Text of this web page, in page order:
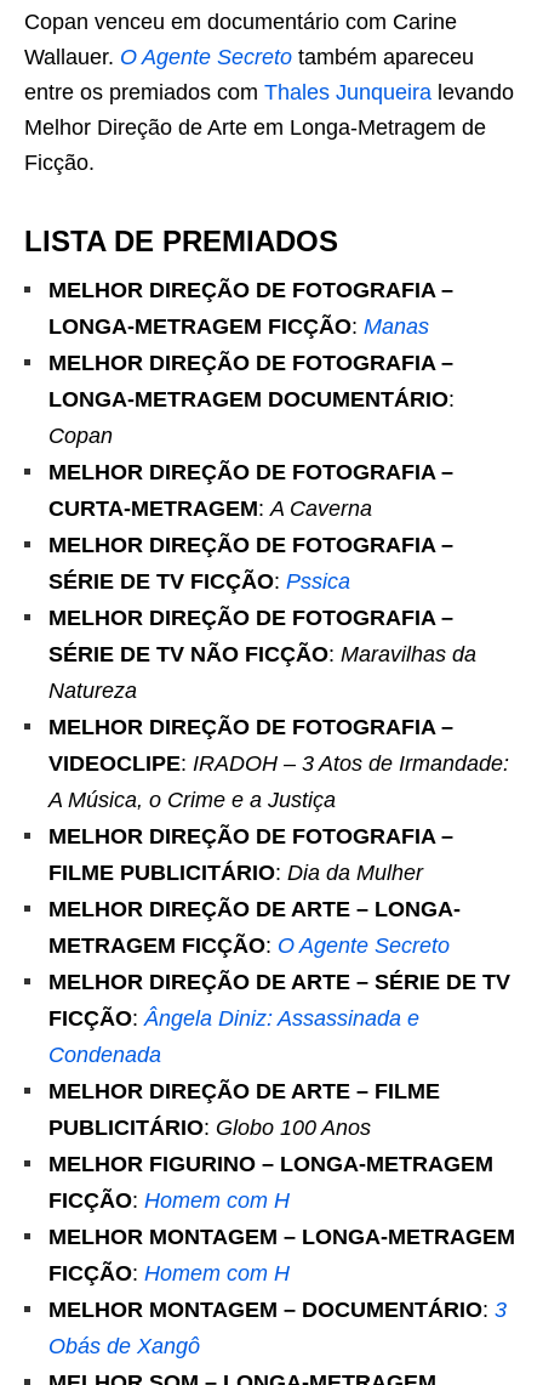
Copan venceu em documentário com Carine
Wallauer. O Agente Secreto também apareceu
entre os premiados com Thales Junqueira levando
Melhor Direção de Arte em Longa-Metragem de
Ficção.
LISTA DE PREMIADOS
MELHOR DIREÇÃO DE FOTOGRAFIA –
LONGA-METRAGEM FICÇÃO: Manas
MELHOR DIREÇÃO DE FOTOGRAFIA –
LONGA-METRAGEM DOCUMENTÁRIO:
Copan
MELHOR DIREÇÃO DE FOTOGRAFIA –
CURTA-METRAGEM:A Caverna
MELHOR DIREÇÃO DE FOTOGRAFIA –
SÉRIE DE TV FICÇÃO: Pssica
MELHOR DIREÇÃO DE FOTOGRAFIA –
SÉRIE DE TV NÃO FICÇÃO: Maravilhas da
Natureza
MELHOR DIREÇÃO DE FOTOGRAFIA –
VIDEOCLIPE: IRADOH – 3 Atos de Irmandade:
A Música, o Crime e a Justiça
MELHOR DIREÇÃO DE FOTOGRAFIA –
FILME PUBLICITÁRIO: Dia da Mulher
MELHOR DIREÇÃO DE ARTE – LONGA-
METRAGEM FICÇÃO: O Agente Secreto
MELHOR DIREÇÃO DE ARTE – SÉRIE DE TV
FICÇÃO:Ângela Diniz: Assassinada e
Condenada
MELHOR DIREÇÃO DE ARTE – FILME
PUBLICITÁRIO: Globo 100 Anos
MELHOR FIGURINO – LONGA-METRAGEM
FICÇÃO: Homem com H
MELHOR MONTAGEM – LONGA-METRAGEM
FICÇÃO: Homem com H
MELHOR MONTAGEM – DOCUMENTÁRIO: 3
Obás de Xangô